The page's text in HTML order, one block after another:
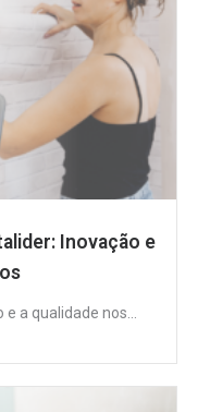
Inovação e
a qualidade nos...